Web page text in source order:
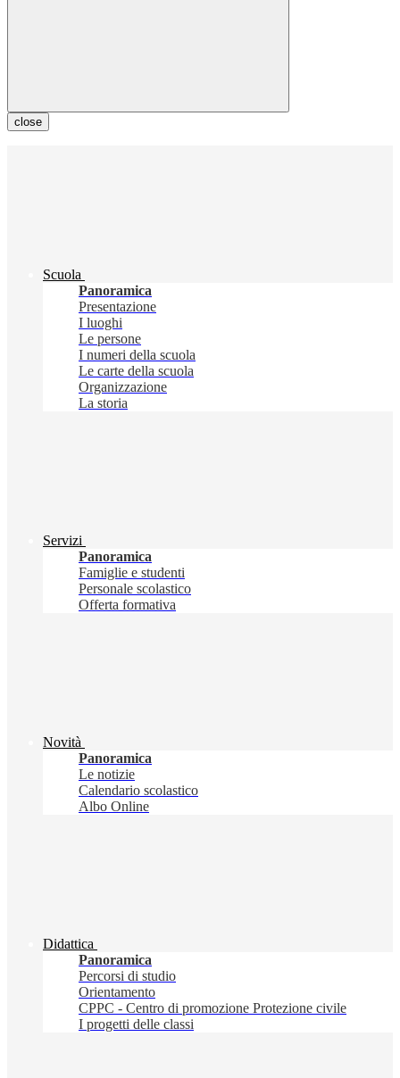
close
Scuola
Panoramica
Presentazione
I luoghi
Le persone
I numeri della scuola
Le carte della scuola
Organizzazione
La storia
Servizi
Panoramica
Famiglie e studenti
Personale scolastico
Offerta formativa
Novità
Panoramica
Le notizie
Calendario scolastico
Albo Online
Didattica
Panoramica
Percorsi di studio
Orientamento
CPPC - Centro di promozione Protezione civile
I progetti delle classi